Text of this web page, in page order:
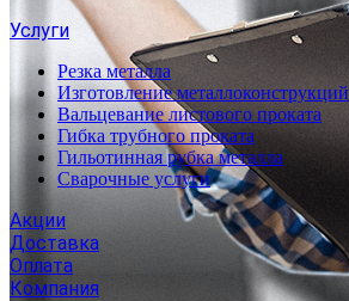
Услуги
Резка металла
Изготовление металлоконструкций
Вальцевание листового проката
Гибка трубного проката
Гильотинная рубка металла
Сварочные услуги
Акции
Доставка
Оплата
Компания